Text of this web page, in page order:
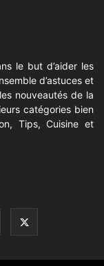
le but d’aider les
d’astuces et
nouveautés de la
catégories bien
Tips, Cuisine et